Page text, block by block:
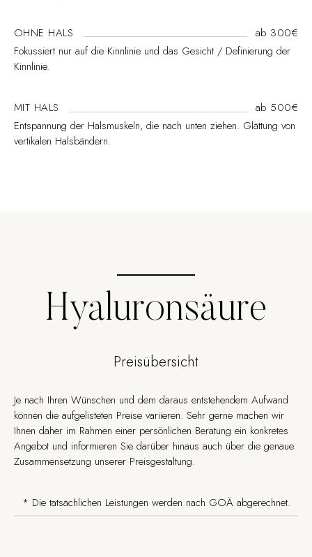
OHNE HALS
ab 300€
Fokussiert nur auf die Kinnlinie und das Gesicht / Definierung der
Kinnlinie.
MIT HALS
ab 500€
Entspannung der Halsmuskeln, die nach unten ziehen. Glättung von
vertikalen Halsbändern.
Hyaluronsäure
Preisübersicht
Je nach Ihren Wünschen und dem daraus entstehendem Aufwand
können die aufgelisteten Preise variieren. Sehr gerne machen wir
Ihnen daher im Rahmen einer persönlichen Beratung ein konkretes
Angebot und informieren Sie darüber hinaus auch über die genaue
Zusammensetzung unserer Preisgestaltung.
* Die tatsächlichen Leistungen werden nach GOÄ abgerechnet.